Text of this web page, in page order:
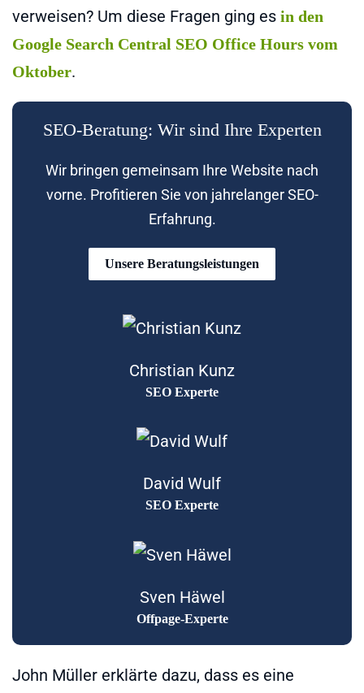
verweisen? Um diese Fragen ging es in den
Google Search Central SEO Office Hours vom
Oktober.
SEO-Beratung: Wir sind Ihre Experten
Wir bringen gemeinsam Ihre Website nach
vorne. Profitieren Sie von jahrelanger SEO-
Erfahrung.
Unsere Beratungsleistungen
Christian Kunz
SEO Experte
David Wulf
SEO Experte
Sven Häwel
Offpage-Experte
John Müller erklärte dazu, dass es eine